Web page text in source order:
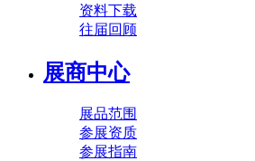
资料下载
往届回顾
展商中心
展品范围
参展资质
参展指南